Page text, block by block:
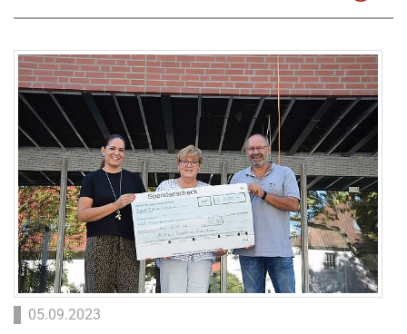
05.09.2023